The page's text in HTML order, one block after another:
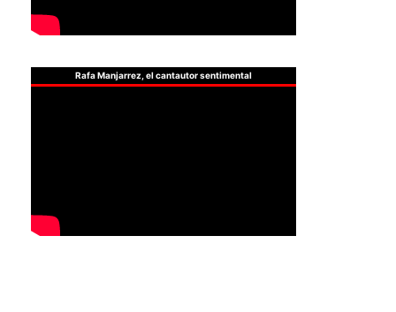
Rafa Manjarrez, el cantautor sentimental